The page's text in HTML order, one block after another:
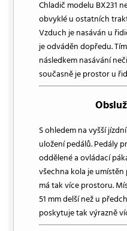
Chladič modelu BX231
obvyklé u ostatních
Vzduch je nasáván u
je odváděn dopředu.
následkem nasávání
současně je prostor u
S ohledem na vyšší
uložení pedálů. Pedály
oddělené a ovládací
všechna kola je
má tak více prostoru.
51 mm delší než u
poskytuje tak výrazně